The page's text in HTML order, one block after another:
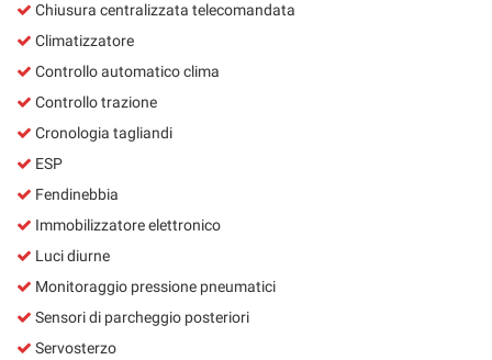
Chiusura centralizzata telecomandata
Climatizzatore
Controllo automatico clima
Controllo trazione
Cronologia tagliandi
ESP
Fendinebbia
Immobilizzatore elettronico
Luci diurne
Monitoraggio pressione pneumatici
Sensori di parcheggio posteriori
Servosterzo